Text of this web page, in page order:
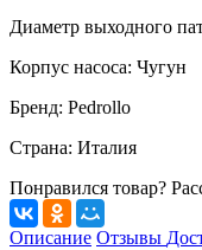
Диаметр выходного
Корпус насоса: Чугун
Бренд: Pedrollo
Страна: Италия
Понравился товар?
Описание Отзывы